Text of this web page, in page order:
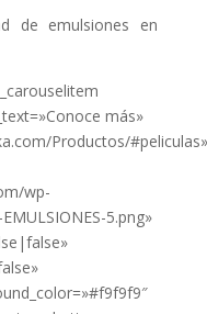
de emulsiones en
más»
Productos/#peliculas»
wp-
5.png»